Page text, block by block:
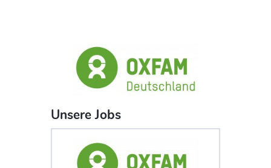
Unsere Jobs